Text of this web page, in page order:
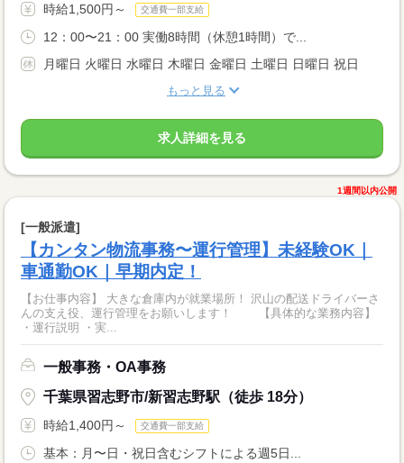
時給1,500円～ 交通費一部支給
12：00〜21：00 実働8時間（休憩1時間）で...
月曜日 火曜日 水曜日 木曜日 金曜日 土曜日 日曜日 祝日
もっと見る
求人詳細を見る
1週間以内公開
[一般派遣]
【カンタン物流事務〜運行管理】未経験OK｜
車通勤OK｜早期内定！
【お仕事内容】 大きな倉庫内が就業場所！ 沢山の配送ドライバーさ
んの支え役、運行管理をお願いします！ 【具体的な業務内容】
・運行説明 ・実...
一般事務・OA事務
千葉県習志野市/新習志野駅（徒歩 18分）
時給1,400円～ 交通費一部支給
基本：月〜日・祝日含むシフトによる週5日...